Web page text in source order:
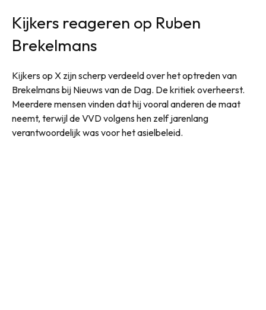
Kijkers reageren op Ruben
Brekelmans
Kijkers op X zijn scherp verdeeld over het optreden van
Brekelmans bij Nieuws van de Dag. De kritiek overheerst.
Meerdere mensen vinden dat hij vooral anderen de maat
neemt, terwijl de VVD volgens hen zelf jarenlang
verantwoordelijk was voor het asielbeleid.